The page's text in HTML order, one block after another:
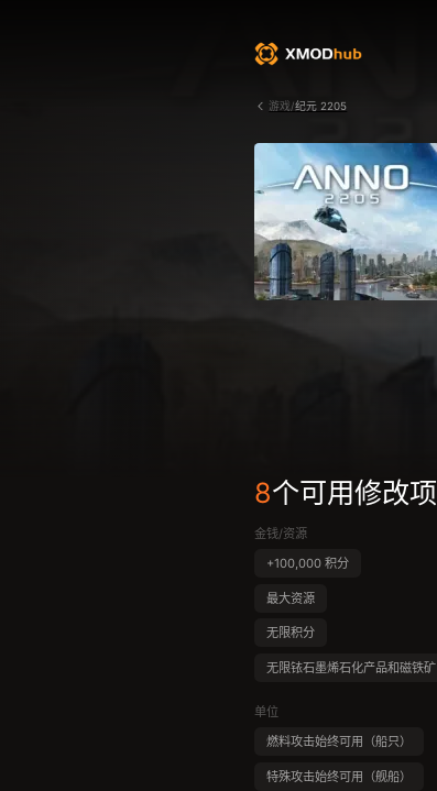
游戏/纪元 2205
8个可用修改项
金钱/资源
+100,000 积分
最大资源
无限积分
无限铱石墨烯石化产品和磁铁矿
单位
燃料攻击始终可用（船只）
特殊攻击始终可用（舰船）